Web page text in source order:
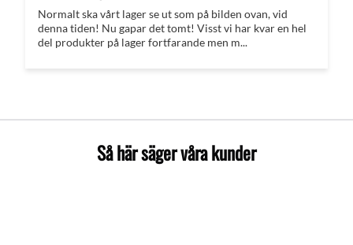
Normalt ska vårt lager se ut som på bilden ovan, vid
denna tiden! Nu gapar det tomt! Visst vi har kvar en hel
del produkter på lager fortfarande men m...
Så här säger våra kunder